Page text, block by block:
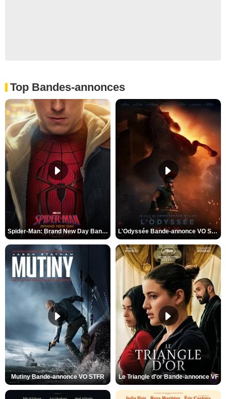
Top Bandes-annonces
Spider-Man: Brand New Day Bande-annonce VO STFR L'Odyssée Bande-annonce VO STFR
Mutiny Bande-annonce VO STFR Le Triangle d'or Bande-annonce VF